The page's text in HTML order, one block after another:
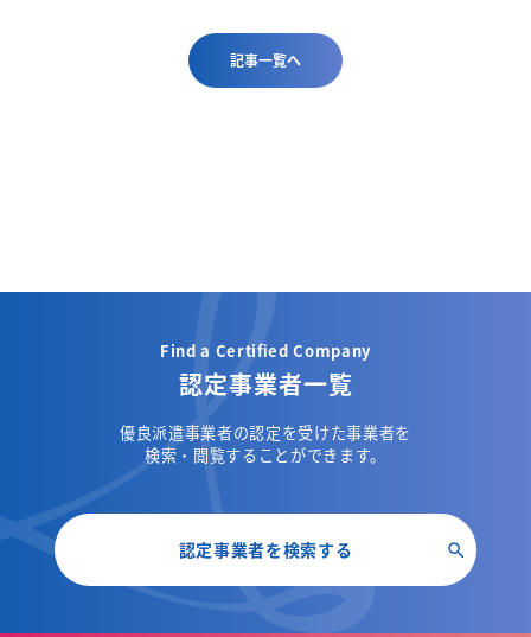
記事一覧へ
Find a Certified Company
認定事業者一覧
優良派遣事業者の認定を受けた事業者を
検索・閲覧することができます。
認定事業者を検索する